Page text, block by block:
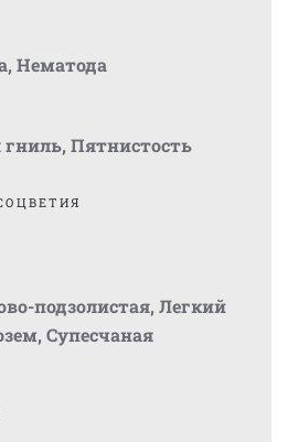
, Нематода
гниль, Пятнистость
подзолистая, Легкий
, Супесчаная